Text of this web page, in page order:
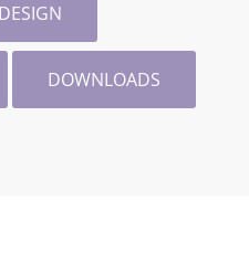
DESIGN
DOWNLOADS